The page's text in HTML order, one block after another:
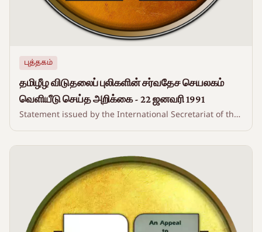
புத்தகம்
தமிழீழ விடுதலைப் புலிகளின் சர்வதேச செயலகம்
வெளியீடு செய்த அறிக்கை - 22 ஜனவரி 1991
Statement issued by the International Secretariat of the